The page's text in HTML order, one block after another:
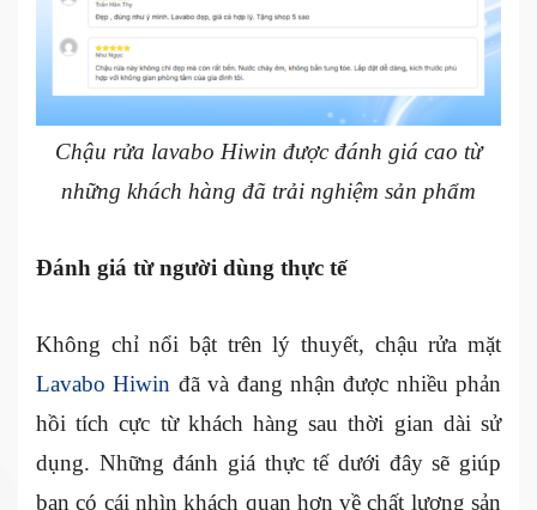
Chậu rửa lavabo Hiwin được đánh giá cao từ
những khách hàng đã trải nghiệm sản phẩm
Đánh giá từ người dùng thực tế
Không chỉ nổi bật trên lý thuyết, chậu rửa mặt
Lavabo Hiwin đã và đang nhận được nhiều phản
hồi tích cực từ khách hàng sau thời gian dài sử
dụng. Những đánh giá thực tế dưới đây sẽ giúp
bạn có cái nhìn khách quan hơn về chất lượng sản